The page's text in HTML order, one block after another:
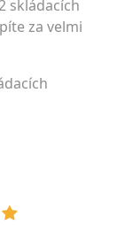
skládacích
za velmi